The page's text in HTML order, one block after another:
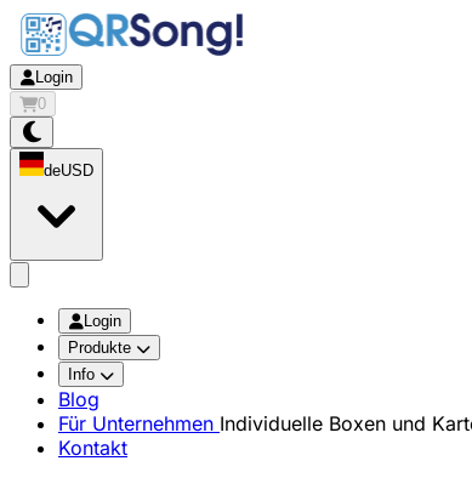
Login
0
deUSD
Login
Produkte
Info
Blog
Für Unternehmen Individuelle Boxen und
Kontakt